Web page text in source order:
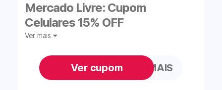
Mercado Livre: Cupom
Celulares 15% OFF
Ver mais
QUEROMAIS